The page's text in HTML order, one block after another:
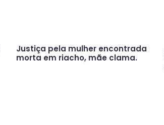
Justiça pela mulher encontrada
morta em riacho, mãe clama.